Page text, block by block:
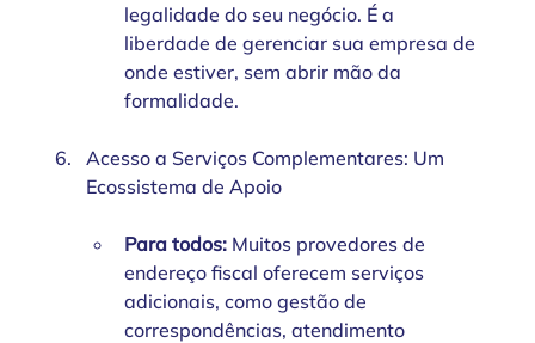
legalidade do seu negócio. É a
liberdade de gerenciar sua empresa de
onde estiver, sem abrir mão da
formalidade.
Acesso a Serviços Complementares: Um
Ecossistema de Apoio
Para todos: Muitos provedores de
endereço fiscal oferecem serviços
adicionais, como gestão de
correspondências, atendimento